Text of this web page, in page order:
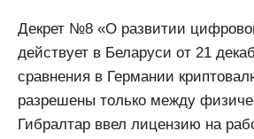
Декрет №8 «О развитии
действует в Беларуси от 21
сравнения в Германии
разрешены только между
Гибралтар ввел лицензию на